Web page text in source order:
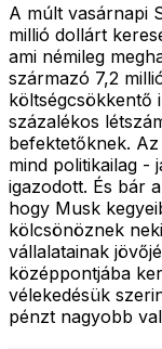
A múlt vasárnapi
millió dollárt
ami némileg
származó 7,2
költségcsökkentő
százalékos
befektetőknek.
mind politikailag -
igazodott. És bár
hogy Musk
kölcsönöznek
vállalatainak
középpontjába
vélekedésük
pénzt nagyobb